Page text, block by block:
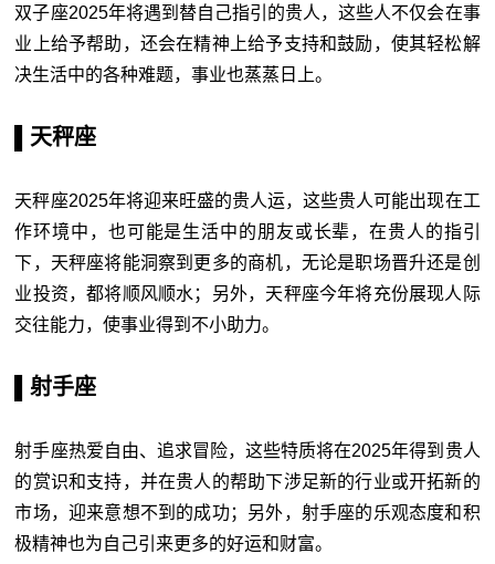
双子座2025年将遇到替自己指引的贵人，这些人不仅会在事
业上给予帮助，还会在精神上给予支持和鼓励，使其轻松解
决生活中的各种难题，事业也蒸蒸日上。
▌天秤座
天秤座2025年将迎来旺盛的贵人运，这些贵人可能出现在工
作环境中，也可能是生活中的朋友或长辈，在贵人的指引
下，天秤座将能洞察到更多的商机，无论是职场晋升还是创
业投资，都将顺风顺水；另外，天秤座今年将充份展现人际
交往能力，使事业得到不小助力。
▌射手座
射手座热爱自由、追求冒险，这些特质将在2025年得到贵人
的赏识和支持，并在贵人的帮助下涉足新的行业或开拓新的
市场，迎来意想不到的成功；另外，射手座的乐观态度和积
极精神也为自己引来更多的好运和财富。